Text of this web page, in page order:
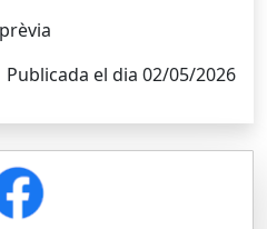
Publicada el dia 02/05/2026